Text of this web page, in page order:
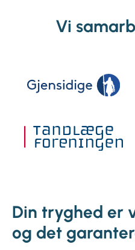
Vi
Din tryghed er
og det